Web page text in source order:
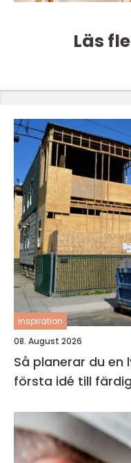
Läs
inspiration
08. August 2026
Så planerar du en
första idé till